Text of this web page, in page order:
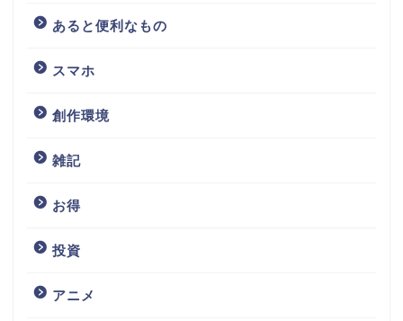
あると便利なもの
スマホ
創作環境
雑記
お得
投資
アニメ